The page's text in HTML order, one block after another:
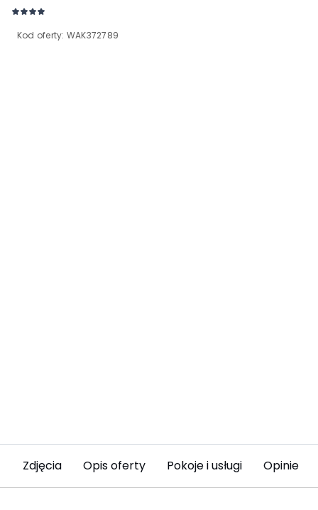
Kod oferty: WAK372789
Zdjęcia Opis oferty Pokoje i usługi Opinie (2)